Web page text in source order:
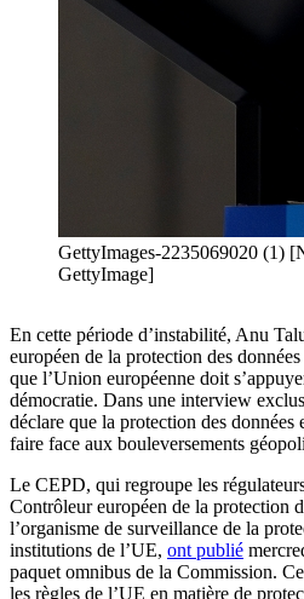
GettyImages-2235069020 (1)
GettyImage]
En cette période d’instabilité, Anu
européen de la protection des
que l’Union européenne doit
démocratie. Dans une interview
déclare que la protection des données
faire face aux bouleversements
Le CEPD, qui regroupe les
Contrôleur européen de la protection
l’organisme de surveillance de la
institutions de l’UE, ont publié
paquet omnibus de la Commission.
les règles de l’UE en matière de